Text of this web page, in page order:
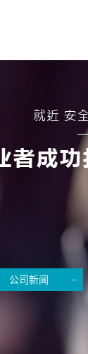
公司新闻